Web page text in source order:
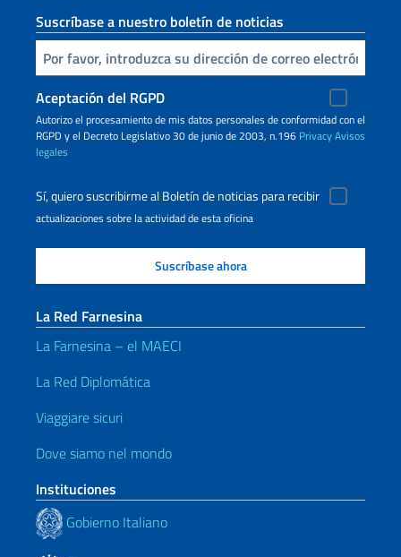
Suscríbase a nuestro boletín de noticias
Inserta tu correo electronico
Aceptación del RGPD
Autorizo ​​el procesamiento de mis datos personales de conformidad con el
RGPD y el Decreto Legislativo 30 de junio de 2003, n.196 PrivacyAvisos
legales
Sí, quiero suscribirme al Boletín de noticias para recibir
actualizaciones sobre la actividad de esta oficina
La Red Farnesina
La Farnesina – el MAECI
La Red Diplomática
Viaggiare sicuri
Dove siamo nel mondo
Instituciones
Gobierno Italiano